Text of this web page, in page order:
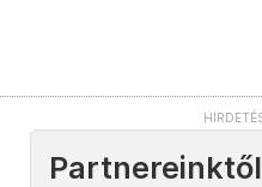
Partnereinktől